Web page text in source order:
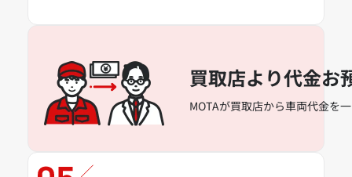
買取店より代金お
MOTAが買取店から車両代金を